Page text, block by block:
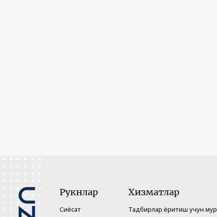
Рукнлар
Сиёсат
Хизматлар
Тадбирлар ёритиш учун